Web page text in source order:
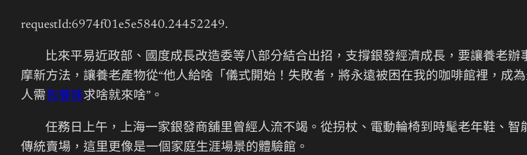
requestId:6974f01e5e5840.24452249.
比來平易近政部、國度成長改造委等八部分結合出招，支撐銀發經濟成長，要讓養老
摩新方法，讓養老產物從“他人給啥「儀式開始！失敗者，將永遠被困在我的咖啡館裡，成
人需包養妹求啥就來啥”。
任務日上午，上海一家銀發商舖里曾經人流不竭。從拐杖、電動輪椅到時髦老年鞋、智
傳統賣場，這里更像是一個家庭生涯場景的體驗館。